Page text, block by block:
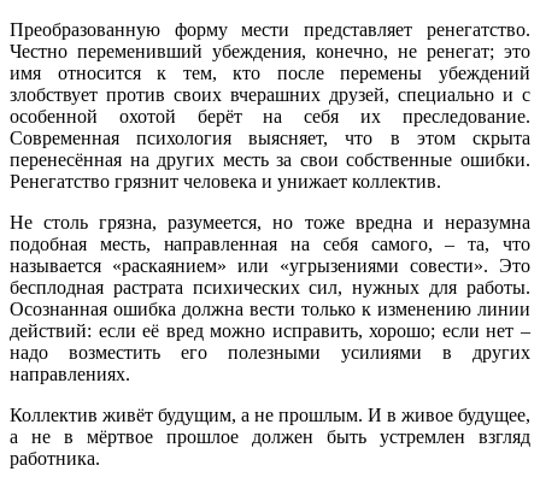
Преобразованную форму мести представляет ренегатство.
Честно переменивший убеждения, конечно, не ренегат; это
имя относится к тем, кто после перемены убеждений
злобствует против своих вчерашних друзей, специально и с
особенной охотой берёт на себя их преследование.
Современная психология выясняет, что в этом скрыта
перенесённая на других месть за свои собственные ошибки.
Ренегатство грязнит человека и унижает коллектив.
Не столь грязна, разумеется, но тоже вредна и неразумна
подобная месть, направленная на себя самого, – та, что
называется «раскаянием» или «угрызениями совести». Это
бесплодная растрата психических сил, нужных для работы.
Осознанная ошибка должна вести только к изменению линии
действий: если её вред можно исправить, хорошо; если нет –
надо возместить его полезными усилиями в других
направлениях.
Коллектив живёт будущим, а не прошлым. И в живое будущее,
а не в мёртвое прошлое должен быть устремлен взгляд
работника.